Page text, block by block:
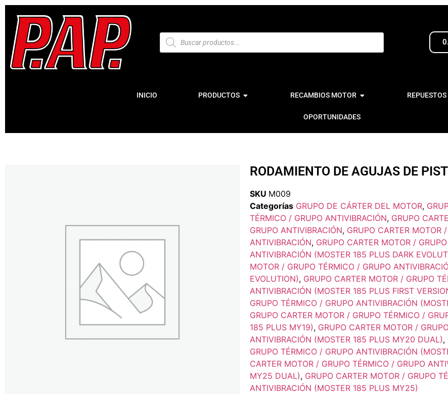
INICIO PRODUCTOS RECAMBIOS MOTOR
OPORTUNIDADES
RODAMIENTO DE AGUJAS DE
SKU M009
Categorías GRUPO DE CÁRTER DEL MOTOR,
TÉRMICO / GRUPO ANTIVIBRACIÓN, GRUPO
GRUPO ANTIVIBRACIÓN, GRUPO CARTER MOTOR
ANTIVIBRACIÓN, GRUPO CARTER MOTOR /
ANTIVIBRACIÓN (MOSTER 185 PLUS DARK
MOTOR / GRUPO TÉRMICO / GRUPO
EVOLUTION), GRUPO CARTER MOTOR / GRUPO
ANTIVIBRACIÓN (MOSTER 185 PLUS FIRST
GRUPO TÉRMICO / GRUPO ANTIVIBRACIÓN
GRUPO CARTER MOTOR / GRUPO TÉRMICO /
185 PLUS MY19), GRUPO CARTER MOTOR /
ANTIVIBRACIÓN (MOSTER 185 PLUS MY20 DUAL),
GRUPO TÉRMICO / GRUPO ANTIVIBRACIÓN
CARTER MOTOR / GRUPO TÉRMICO / GRUPO
MY25 DUAL), GRUPO CARTER MOTOR / GRUPO
ANTIVIBRACIÓN (MOSTER 185 PLUS MY25)